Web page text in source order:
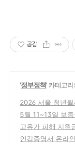
공감
'정부정책' 카테고
2026 서울 청년월
기간 방법 알아보
5월 11~13일 보
주자 6,000호를
고유가 피해 지원
급금액 확인 바로
인감증명서 온라